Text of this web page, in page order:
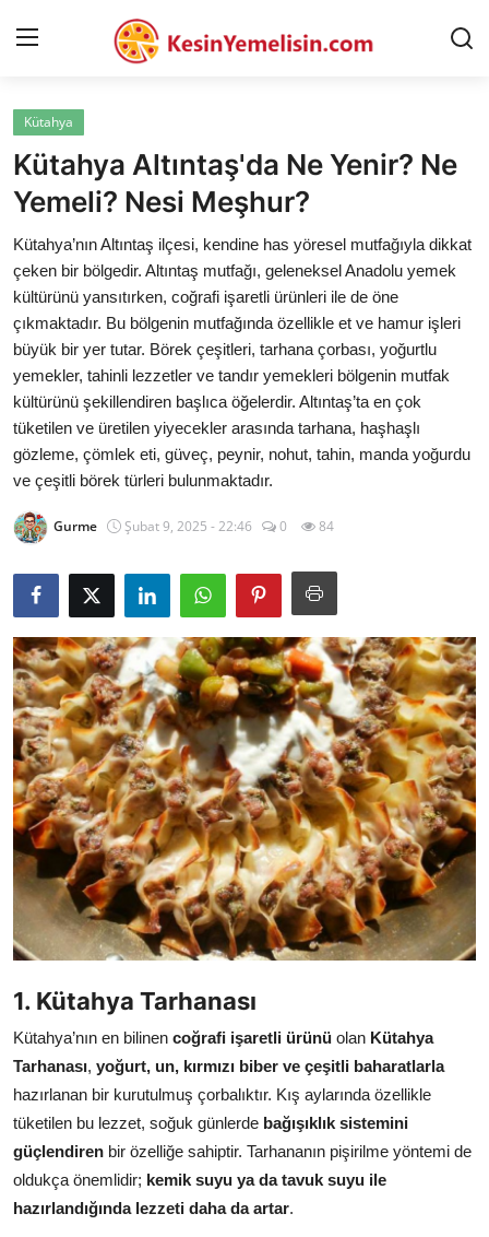
AnaSayfa
Gizlilik Sözleşmesi
Rüya Tabirleri
Diyet & Sağlıklı Beslenme
İletişim
Şehirler
Helal Gıda & Dini Hükümler
Gıda Güvenliği & Bilimi
Kalori & Diyet Rehberi
Mutfak Püf Noktaları & İpuçları
Mekan & Lezzet Rotaları
Temel Gıda ve Ürün Rehberleri
İçecek Kültürü & Barista
Yöresel Tarifler & Ev Yemekleri
Gıda Güvenliği & Sağlık
İçecek Kültürü & Rehberleri
Popüler Kültür & Mutfak Tarihi
Mutfak Temizliği & Pratik Bilgiler
Anne & Bebek Beslenmesi
Mutfak Sırları & Teknikler
Gıda Sözlüğü & Nedir?
Yemek Tarifleri & Menüler
Kütahya
Kütahya Altıntaş'da Ne Yenir? Ne
Yemeli? Nesi Meşhur?
Kütahya’nın Altıntaş ilçesi, kendine has yöresel mutfağıyla dikkat
çeken bir bölgedir. Altıntaş mutfağı, geleneksel Anadolu yemek
kültürünü yansıtırken, coğrafi işaretli ürünleri ile de öne
çıkmaktadır. Bu bölgenin mutfağında özellikle et ve hamur işleri
büyük bir yer tutar. Börek çeşitleri, tarhana çorbası, yoğurtlu
yemekler, tahinli lezzetler ve tandır yemekleri bölgenin mutfak
kültürünü şekillendiren başlıca öğelerdir. Altıntaş’ta en çok
tüketilen ve üretilen yiyecekler arasında tarhana, haşhaşlı
gözleme, çömlek eti, güveç, peynir, nohut, tahin, manda yoğurdu
ve çeşitli börek türleri bulunmaktadır.
Gurme Şubat 9, 2025 - 22:46 0 84
1. Kütahya Tarhanası
Kütahya’nın en bilinen coğrafi işaretli ürünü olan Kütahya
Tarhanası, yoğurt, un, kırmızı biber ve çeşitli baharatlarla
hazırlanan bir kurutulmuş çorbalıktır. Kış aylarında özellikle
tüketilen bu lezzet, soğuk günlerde bağışıklık sistemini
güçlendiren bir özelliğe sahiptir. Tarhananın pişirilme yöntemi de
oldukça önemlidir; kemik suyu ya da tavuk suyu ile
hazırlandığında lezzeti daha da artar.